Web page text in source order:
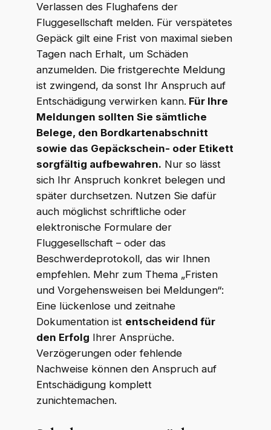
Verlassen des Flughafens der
Fluggesellschaft melden. Für verspätetes
Gepäck gilt eine Frist von maximal sieben
Tagen nach Erhalt, um Schäden
anzumelden. Die fristgerechte Meldung
ist zwingend, da sonst Ihr Anspruch auf
Entschädigung verwirken kann. Für Ihre
Meldungen sollten Sie sämtliche
Belege, den Bordkartenabschnitt
sowie das Gepäckschein- oder Etikett
sorgfältig aufbewahren. Nur so lässt
sich Ihr Anspruch konkret belegen und
später durchsetzen. Nutzen Sie dafür
auch möglichst schriftliche oder
elektronische Formulare der
Fluggesellschaft – oder das
Beschwerdeprotokoll, das wir Ihnen
empfehlen. Mehr zum Thema „Fristen
und Vorgehensweisen bei Meldungen“:
Eine lückenlose und zeitnahe
Dokumentation ist entscheidend für
den Erfolg Ihrer Ansprüche.
Verzögerungen oder fehlende
Nachweise können den Anspruch auf
Entschädigung komplett
zunichtemachen.